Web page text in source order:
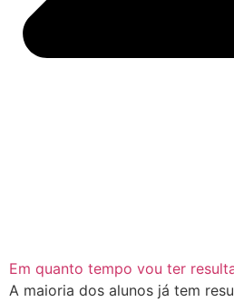
Em quanto tempo vou ter
A maioria dos alunos já tem